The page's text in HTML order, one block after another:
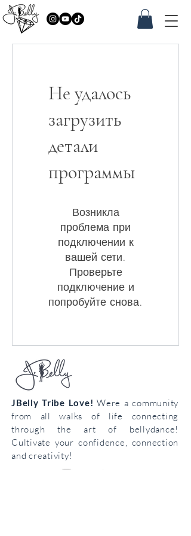
Не удалось
загрузить
детали
программы
Возникла
проблема при
подключении к
вашей сети.
Проверьте
подключение и
попробуйте снова.
JBelly Tribe Love!Were a community
from all walks of life connecting
through the art of bellydance!
Cultivate your confidence, connection
and creativity!